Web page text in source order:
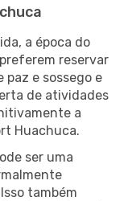
a época do
reservar
paz e sossego e
de atividades
a
Huachuca.
ser uma
também